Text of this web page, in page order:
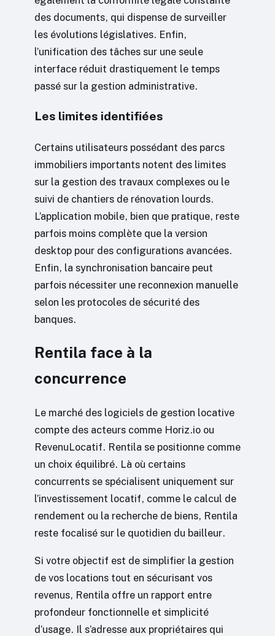
des documents, qui dispense de surveiller
les évolutions législatives. Enfin,
l’unification des tâches sur une seule
interface réduit drastiquement le temps
passé sur la gestion administrative.
Les limites identifiées
Certains utilisateurs possédant des parcs
immobiliers importants notent des limites
sur la gestion des travaux complexes ou le
suivi de chantiers de rénovation lourds.
L’application mobile, bien que pratique, reste
parfois moins complète que la version
desktop pour des configurations avancées.
Enfin, la synchronisation bancaire peut
parfois nécessiter une reconnexion manuelle
selon les protocoles de sécurité des
banques.
Rentila face à la
concurrence
Le marché des logiciels de gestion locative
compte des acteurs comme Horiz.io ou
RevenuLocatif. Rentila se positionne comme
un choix équilibré. Là où certains
concurrents se spécialisent uniquement sur
l’investissement locatif, comme le calcul de
rendement ou la recherche de biens, Rentila
reste focalisé sur le quotidien du bailleur.
Si votre objectif est de simplifier la gestion
de vos locations tout en sécurisant vos
revenus, Rentila offre un rapport entre
profondeur fonctionnelle et simplicité
d’usage. Il s’adresse aux propriétaires qui